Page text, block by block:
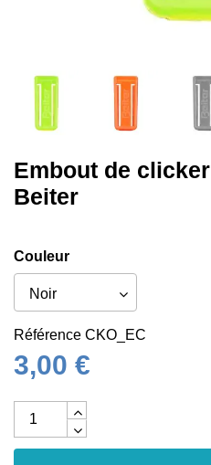
Embout de clicker
Beiter
Couleur
Référence CKO_EC
3,00 €